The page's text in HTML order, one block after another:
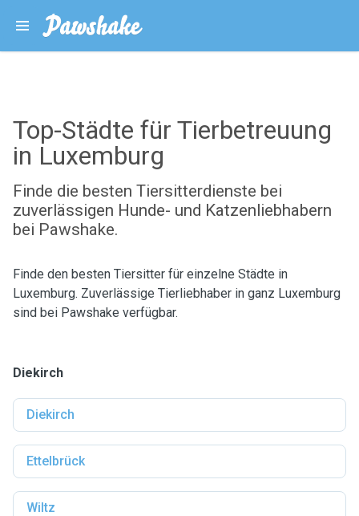
Top-Städte für Tierbetreuung
in Luxemburg
Finde die besten Tiersitterdienste bei
zuverlässigen Hunde- und Katzenliebhabern
bei Pawshake.
Finde den besten Tiersitter für einzelne Städte in
Luxemburg. Zuverlässige Tierliebhaber in ganz Luxemburg
sind bei Pawshake verfügbar.
Diekirch
Diekirch
Ettelbrück
Wiltz